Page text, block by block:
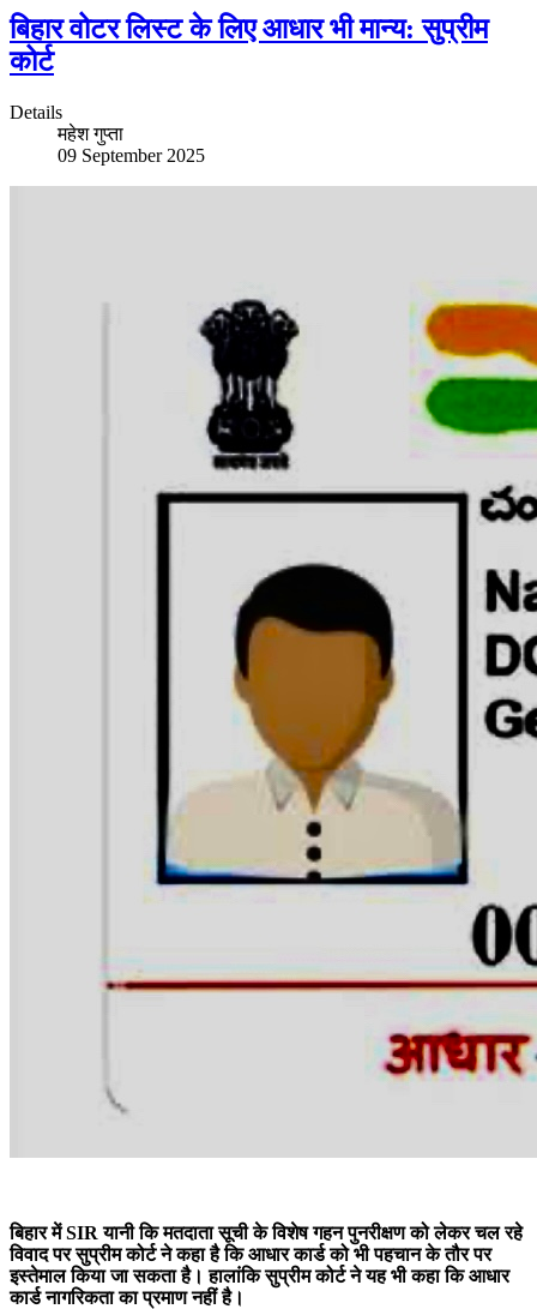
बिहार वोटर लिस्ट के लिए आधार भी मान्य: सुप्रीम
कोर्ट
Details
महेश गुप्ता
09 September 2025
बिहार में SIR यानी कि मतदाता सूची के विशेष गहन पुनरीक्षण को लेकर चल रहे
विवाद पर सुप्रीम कोर्ट ने कहा है कि आधार कार्ड को भी पहचान के तौर पर
इस्तेमाल किया जा सकता है। हालांकि सुप्रीम कोर्ट ने यह भी कहा कि आधार
कार्ड नागरिकता का प्रमाण नहीं है।